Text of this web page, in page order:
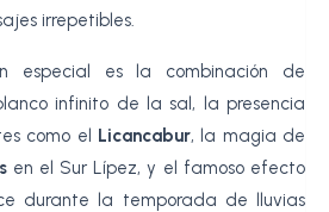
irrepetibles.
especial es la combinación de
infinito de la sal, la presencia
como el Licancabur, la magia de
en el Sur Lípez, y el famoso efecto
durante la temporada de lluvias